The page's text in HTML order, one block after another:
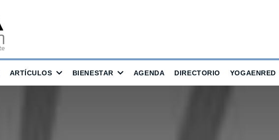
ARTÍCULOS BIENESTAR AGENDA DIRECTORIO YOGAENRED